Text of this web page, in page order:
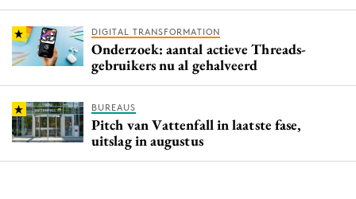
DIGITAL TRANSFORMATION
Onderzoek: aantal actieve Threads-
gebruikers nu al gehalveerd
BUREAUS
Pitch van Vattenfall in laatste fase,
uitslag in augustus